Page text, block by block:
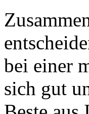
bei einer
sich gut